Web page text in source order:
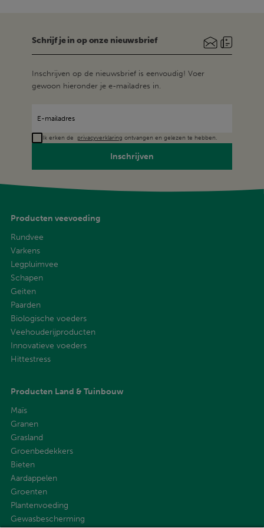
Schrijf je in op onze nieuwsbrief
Inschrijven op de nieuwsbrief is eenvoudig! Voer
gewoon hieronder je e-mailadres in.
Ik erken de privacyverklaring ontvangen en gelezen te hebben.
Inschrijven
Producten veevoeding
Rundvee
Varkens
Legpluimvee
Schapen
Geiten
Paarden
Biologische voeders
Veehouderijproducten
Innovatieve voeders
Hittestress
Producten Land & Tuinbouw
Maïs
Granen
Grasland
Groenbedekkers
Bieten
Aardappelen
Groenten
Plantenvoeding
Gewasbescherming